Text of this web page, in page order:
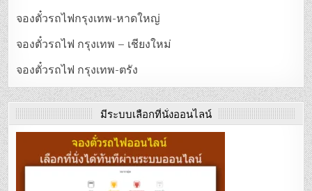
จองตั๋วรถไฟกรุงเทพ-หาดใหญ่
จองตั๋วรถไฟ กรุงเทพ – เชียงใหม่
จองตั๋วรถไฟ กรุงเทพ-ตรัง
มีระบบเลือกที่นั่งออนไลน์